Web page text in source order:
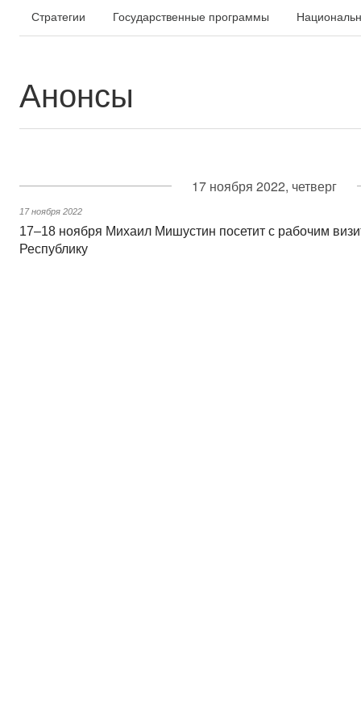
Стратегии Государственные программы
Анонсы
17 ноября 2022, четверг
17 ноября 2022
17–18 ноября Михаил Мишустин посетит с рабочим
Республику